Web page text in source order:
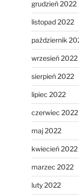
grudzień 2022
listopad 2022
październik
wrzesień 2022
sierpień 2022
lipiec 2022
czerwiec 2022
maj 2022
kwiecień 2022
marzec 2022
luty 2022